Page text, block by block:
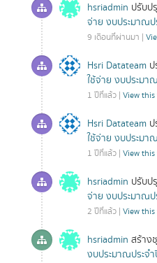
hsriadmin ปรับป
จ่าย งบประมาณป
9 เดือนที่ผ่านมา |
Hsri Datateam
ใช้จ่าย งบประมา
1 ปีที่แล้ว | View this
Hsri Datateam
ใช้จ่าย งบประมา
1 ปีที่แล้ว | View this
hsriadmin ปรับป
จ่าย งบประมาณป
2 ปีที่แล้ว | View this
hsriadmin สร้าง
งบประมาณประจ